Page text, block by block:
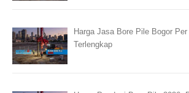
Harga Jasa Bore Pile Bogor
Terlengkap